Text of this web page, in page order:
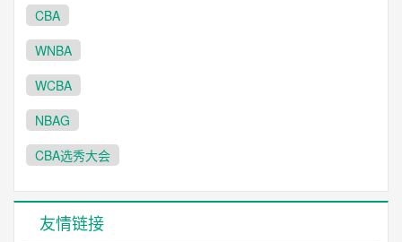
CBA
WNBA
WCBA
NBAG
CBA选秀大会
友情链接